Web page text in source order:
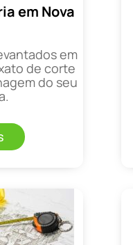
em Nova
em
de corte
do seu